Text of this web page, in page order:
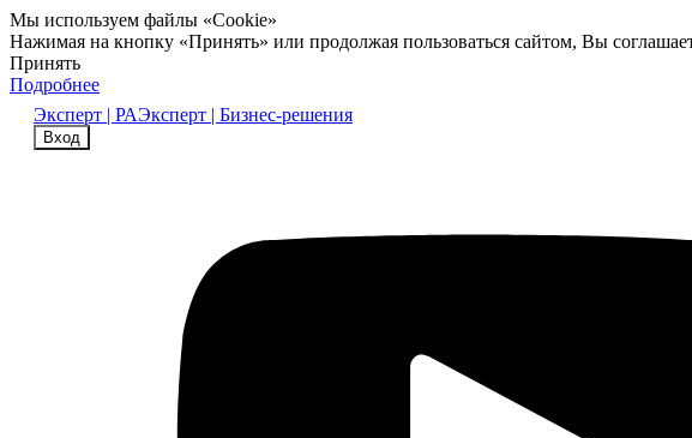
Мы используем файлы «Cookie»
Нажимая на кнопку «Принять» или продолжая пользоваться сайтом, Вы
Принять
Подробнее
Эксперт | РАЭксперт | Бизнес-решения
Вход